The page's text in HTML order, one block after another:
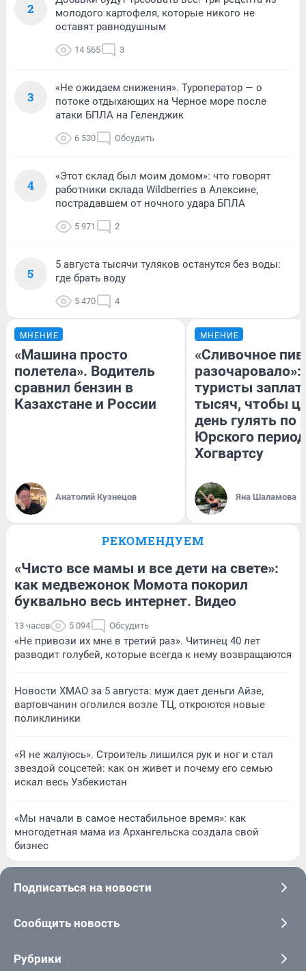
2
молодого картофеля, которые никого не
оставят равнодушным
14 565 3
3
«Не ожидаем снижения». Туроператор — о
потоке отдыхающих на Черное море после
атаки БПЛА на Геленджик
6 530 Обсудить
4
«Этот склад был моим домом»: что говорят
работники склада Wildberries в Алексине,
пострадавшем от ночного удара БПЛА
5 971 2
5
5 августа тысячи туляков останутся без воды:
где брать воду
5 470 4
МНЕНИЕ
«Машина просто
полетела». Водитель
сравнил бензин в
Казахстане и России
Анатолий Кузнецов
МНЕНИЕ
«Сливочное
разочаровало»:
туристы
тысяч, чтобы
день гулять по
Юрского
Хогвартсу
Яна Шаламова
РЕКОМЕНДУЕМ
«Чисто все мамы и все дети на свете»:
как медвежонок Момота покорил
буквально весь интернет. Видео
13 часов 5 094 Обсудить
«Не привози их мне в третий раз». Читинец 40 лет
разводит голубей, которые всегда к нему возвращаются
Новости ХМАО за 5 августа: муж дает деньги Айзе,
вартовчанин оголился возле ТЦ, откроются новые
поликлиники
«Я не жалуюсь». Строитель лишился рук и ног и стал
звездой соцсетей: как он живет и почему его семью
искал весь Узбекистан
«Мы начали в самое нестабильное время»: как
многодетная мама из Архангельска создала свой
бизнес
Подписаться на новости
Сообщить новость
Рубрики